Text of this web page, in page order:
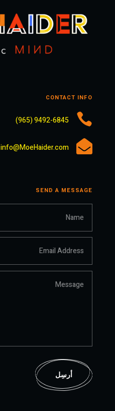
CONTACT INFO

9492-6845 (965)

info@MoeHaider.com
SEND A MESSAGE
أرسِل